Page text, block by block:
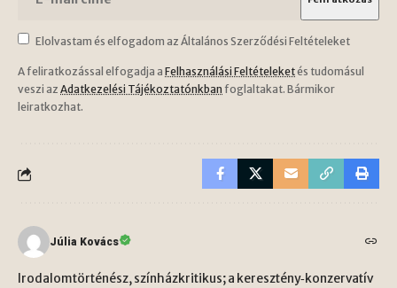
Elolvastam és elfogadom az Általános Szerződési Feltételeket
A feliratkozással elfogadja a Felhasználási Feltételeketés tudomásul
veszi az Adatkezelési Tájékoztatónkban foglaltakat. Bármikor
leiratkozhat.
Júlia Kovács
Irodalomtörténész, színházkritikus; a keresztény‑konzervatív